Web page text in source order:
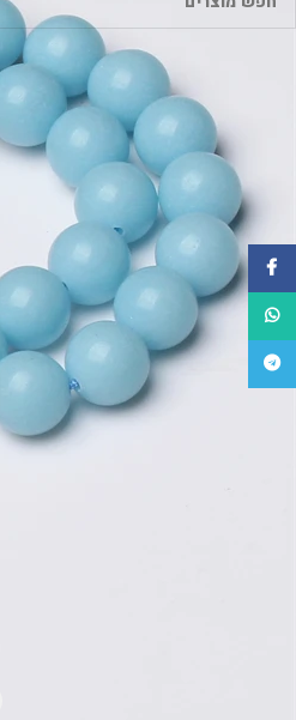
פייסבוק
WhatsApp
טלגרם